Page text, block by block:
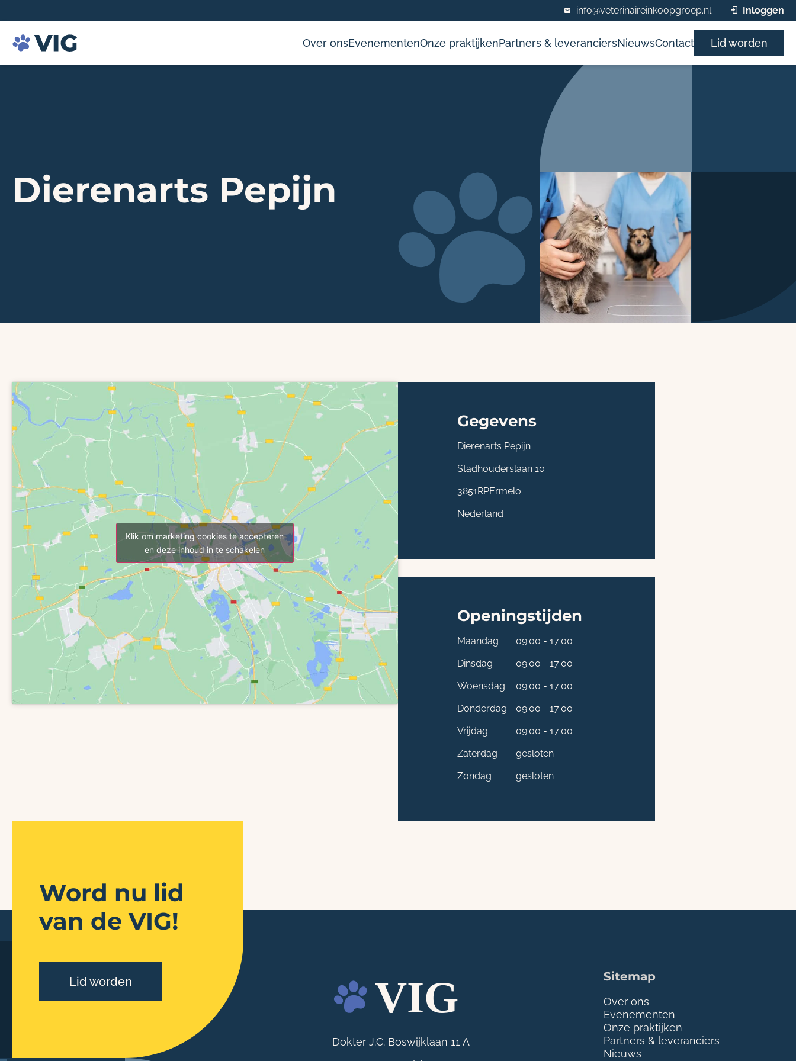
info@veterinaireinkoopgroep.nl Inloggen
Over onsEvenementenOnze praktijkenPartners & leveranciersNieuwsContact Lid worden
Dierenarts Pepijn
Klik om marketing cookies te accepteren
en deze inhoud in te schakelen
Gegevens
Dierenarts Pepijn
Stadhouderslaan 10
3851RPErmelo
Nederland
Openingstijden
Maandag
09:00 - 17:00
Dinsdag
09:00 - 17:00
Woensdag
09:00 - 17:00
Donderdag
09:00 - 17:00
Vrijdag
09:00 - 17:00
Zaterdag
gesloten
Zondag
gesloten
Word nu lid
van de VIG!
Lid worden
Dokter J.C. Boswijklaan 11 A
Sitemap
Over ons
Evenementen
Onze praktijken
Partners & leveranciers
Nieuws